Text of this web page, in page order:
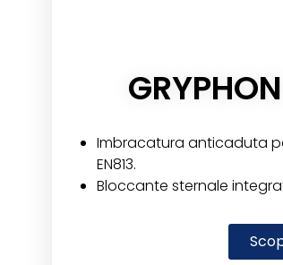
Imbracatura anticaduta
EN813.
Bloccante sternale